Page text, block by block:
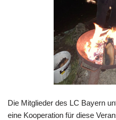
Die Mitglieder des LC Bayern
eine Kooperation für diese